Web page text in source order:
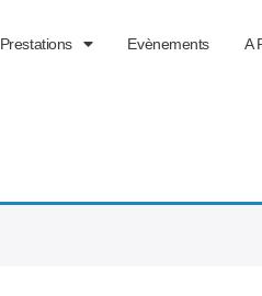
Prestations Evènements A